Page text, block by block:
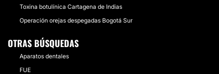
Toxina botulínica Cartagena de Indias
Operación orejas despegadas Bogotá Sur
OTRAS BÚSQUEDAS
Aparatos dentales
FUE